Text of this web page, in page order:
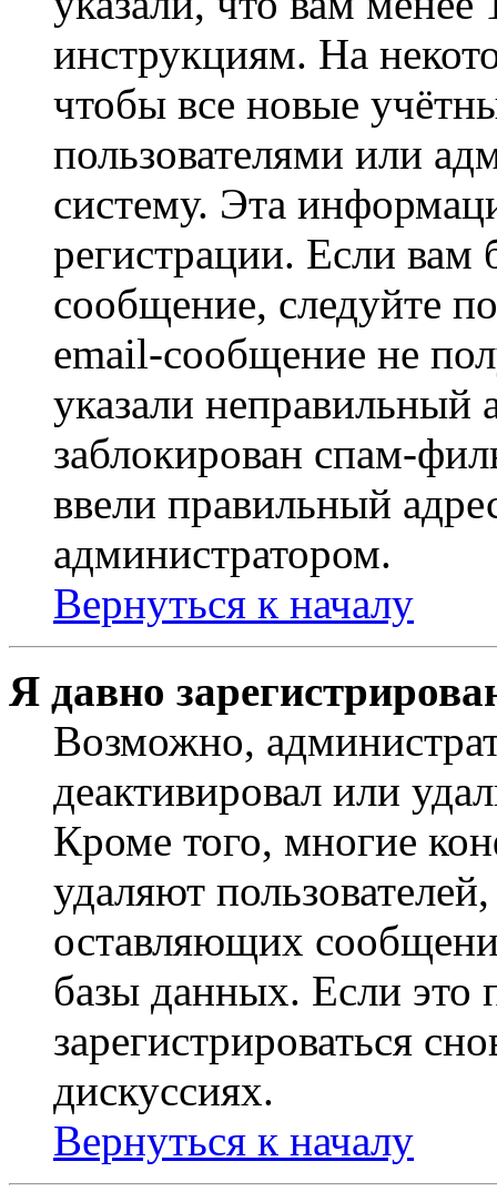
инструкциям. На
чтобы все новые
пользователями или
систему. Эта
регистрации. Если
сообщение, следуйте
email-сообщение не
указали неправильный
заблокирован спам-
ввели правильный
администратором.
Вернуться к началу
Я давно
Возможно,
деактивировал или
Кроме того, многие
удаляют
оставляющих
базы данных. Если это
зарегистрироваться
дискуссиях.
Вернуться к началу